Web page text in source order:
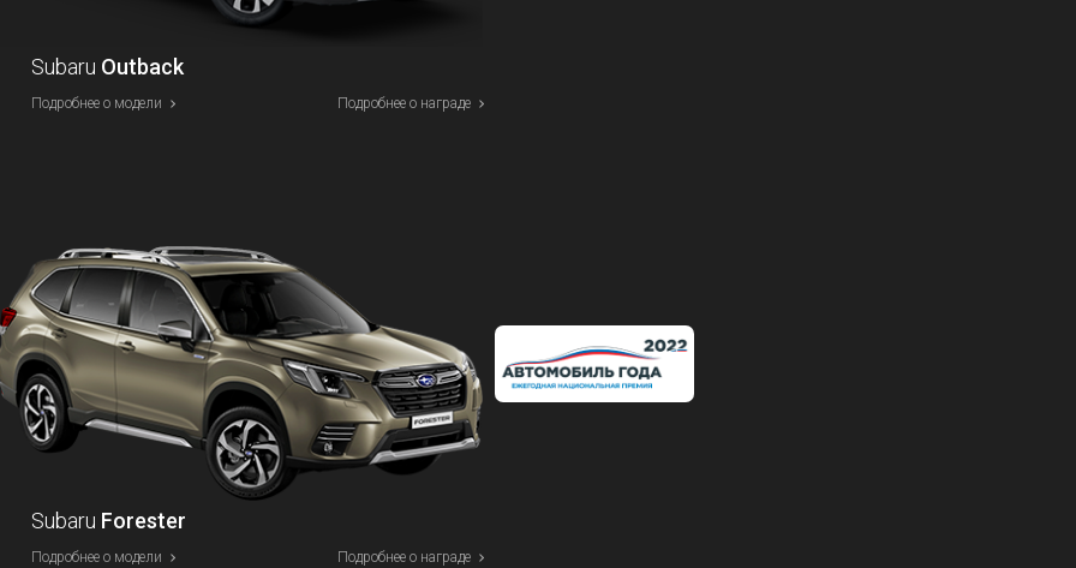
Subaru Outback
Подробнее о модели Подробнее о награде
Subaru Forester
Подробнее о модели Подробнее о награде